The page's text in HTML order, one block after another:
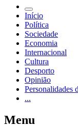
Início
Política
Sociedade
Economia
Internacional
Cultura
Desporto
Opinião
Personalidades
...
Menu